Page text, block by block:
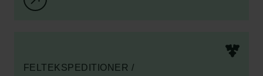
FELTEKSPEDITIONER /